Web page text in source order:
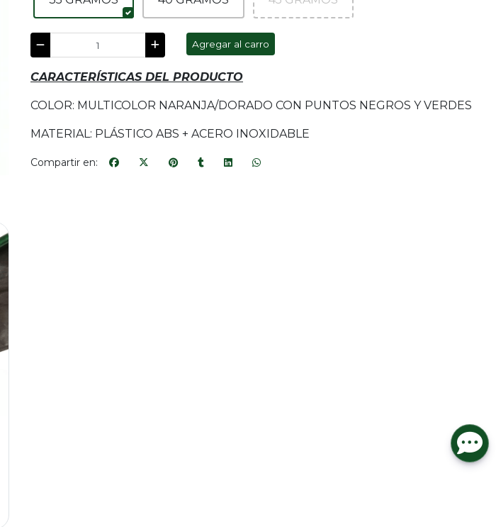
Agregar al carro
CARACTERÍSTICAS DEL PRODUCTO
COLOR: MULTICOLOR NARANJA/DORADO CON PUNTOS NEGROS Y VERDES
MATERIAL: PLÁSTICO ABS + ACERO INOXIDABLE
Compartir en: